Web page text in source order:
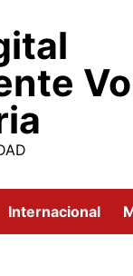
Internacional